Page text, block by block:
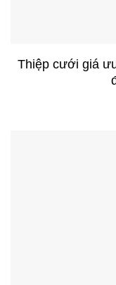
Thiệp cưới giá